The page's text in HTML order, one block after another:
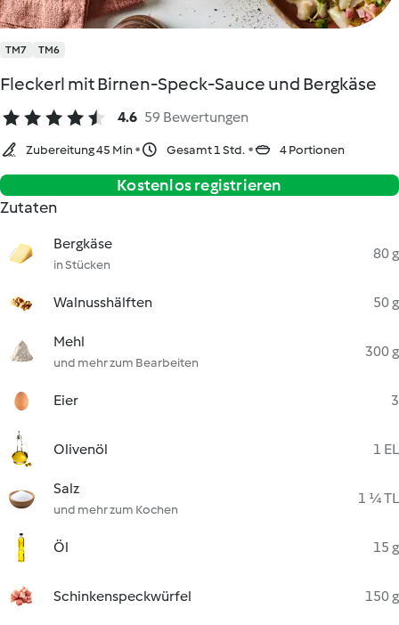
TM7 TM6
Fleckerl mit Birnen-Speck-Sauce und Bergkäse
4.6 59 Bewertungen
Zubereitung 45 Min Gesamt 1 Std. 4 Portionen
Kostenlos registrieren
Zutaten
Bergkäse
in Stücken
80 g
Walnusshälften 50 g
Mehl
und mehr zum Bearbeiten
300 g
Eier 3
Olivenöl 1 EL
Salz
und mehr zum Kochen
1 ¼ TL
Öl 15 g
Schinkenspeckwürfel 150 g